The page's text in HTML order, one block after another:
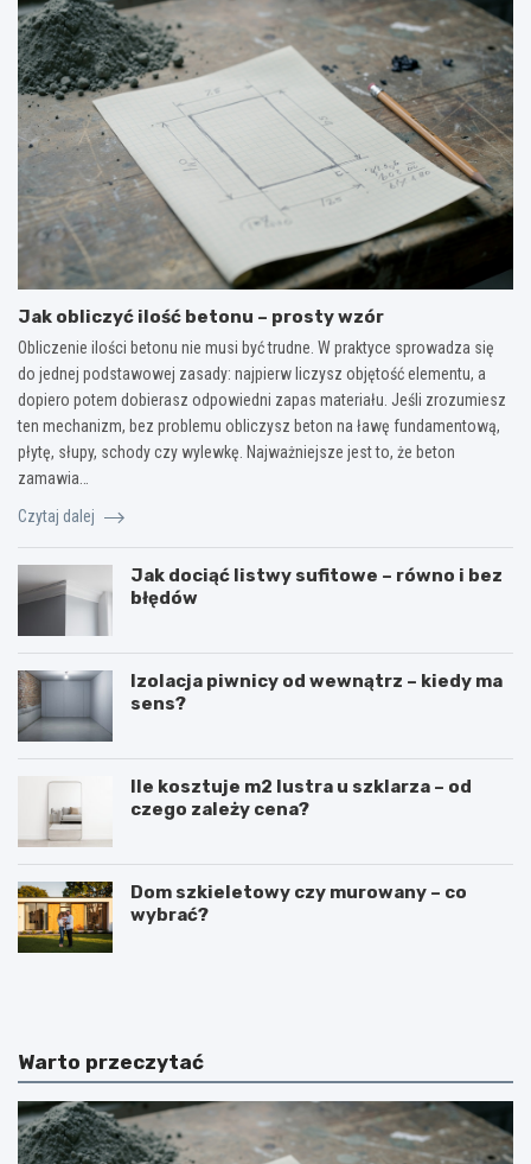
Jak obliczyć ilość betonu – prosty wzór
Obliczenie ilości betonu nie musi być trudne. W praktyce sprowadza się
do jednej podstawowej zasady: najpierw liczysz objętość elementu, a
dopiero potem dobierasz odpowiedni zapas materiału. Jeśli zrozumiesz
ten mechanizm, bez problemu obliczysz beton na ławę fundamentową,
płytę, słupy, schody czy wylewkę. Najważniejsze jest to, że beton
zamawia…
Czytaj dalej
Jak dociąć listwy sufitowe – równo i bez
błędów
Izolacja piwnicy od wewnątrz – kiedy ma
sens?
Ile kosztuje m2 lustra u szklarza – od
czego zależy cena?
Dom szkieletowy czy murowany – co
wybrać?
N
d
a
n
i
e
B
a
b
a
l
k
Warto przeczytać